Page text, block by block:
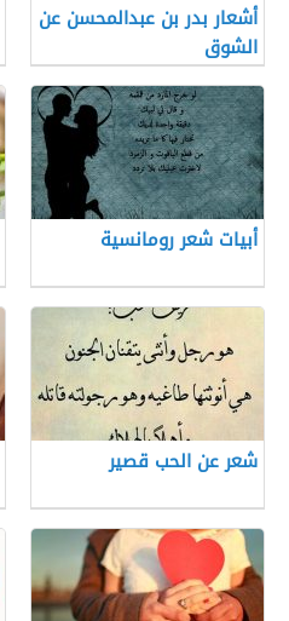
أشعار بدر بن عبدالمحسن عن
الشوق
أبيات شعر رومانسية
شعر عن الحب قصير